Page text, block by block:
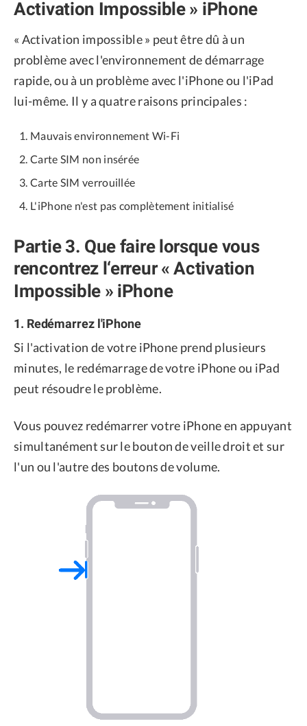
Activation Impossible » iPhone
« Activation impossible » peut être dû à un
problème avec l'environnement de démarrage
rapide, ou à un problème avec l'iPhone ou l'iPad
lui-même. Il y a quatre raisons principales :
Mauvais environnement Wi-Fi
Carte SIM non insérée
Carte SIM verrouillée
L'iPhone n'est pas complètement initialisé
Partie 3. Que faire lorsque vous
rencontrez l‘erreur « Activation
Impossible » iPhone
1. Redémarrez l'iPhone
Si l'activation de votre iPhone prend plusieurs
minutes, le redémarrage de votre iPhone ou iPad
peut résoudre le problème.
Vous pouvez redémarrer votre iPhone en appuyant
simultanément sur le bouton de veille droit et sur
l'un ou l'autre des boutons de volume.